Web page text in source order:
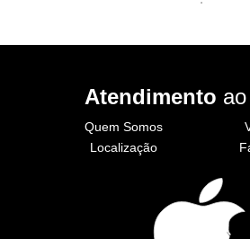
Atendimento
Quem Somos
Localização